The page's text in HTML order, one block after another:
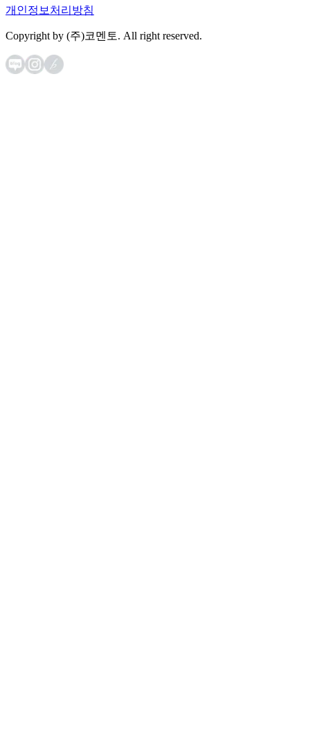
개인정보처리방침
Copyright by (주)코멘토. All right reserved.